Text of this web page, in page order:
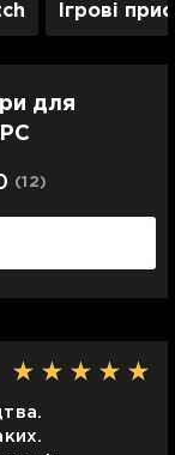
Ігрові
для
(12)